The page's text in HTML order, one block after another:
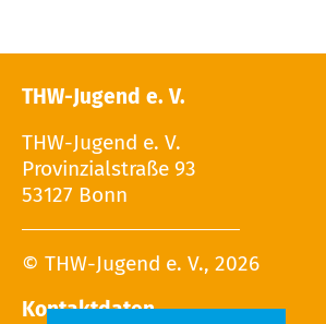
THW-Jugend e. V.
THW-Jugend e. V.
Provinzialstraße 93
53127 Bonn
© THW-Jugend e. V., 2026
Kontaktdaten